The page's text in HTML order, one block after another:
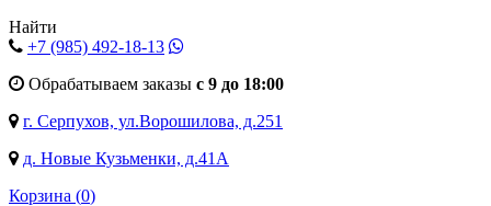
Найти
+7 (985) 492-18-13
Обрабатываем заказы с 9 до 18:00
г. Серпухов, ул.Ворошилова, д.251
д. Новые Кузьменки, д.41А
Корзина (0)